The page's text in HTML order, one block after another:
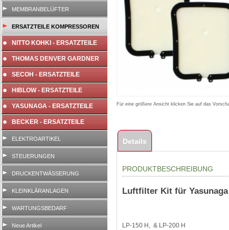
MEMBRANBELÜFTER
ERSATZTEILE KOMPRESSOREN
NITTO KOHKI - ERSATZTEILE
THOMAS DENVER GARDNER
SECOH - ERSATZTEILE
HIBLOW - ERSATZTEILE
YASUNAGA - ERSATZTEILE
BECKER - ERSATZTEILE
ELEKTROARTIKEL
STEUERUNGEN
DRUCKENTWÄSSERUNG
KLEINKLÄRANLAGEN
WARTUNGSBEDARF
Neue Artikel
Für eine größere Ansicht klicken Sie auf das
Details
PRODUKTBESCHREIBUNG
Luftfilter Kit für
LP-150 H, & LP-200 H